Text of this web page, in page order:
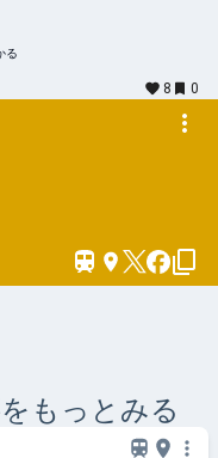
る
8
0
もっとみる